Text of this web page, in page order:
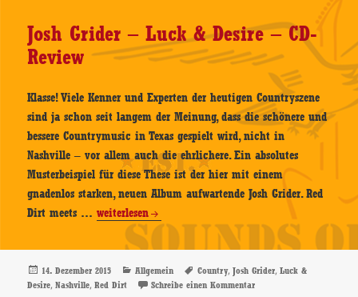
Review
Josh Grider – Luck & Desire – CD-
Review
Klasse! Viele Kenner und Experten der heutigen Countryszene
sind ja schon seit langem der Meinung, dass die schönere und
bessere Countrymusic in Texas gespielt wird, nicht in
Nashville – vor allem auch die ehrlichere. Ein absolutes
Musterbeispiel für diese These ist der hier mit einem
gnadenlos starken, neuen Album aufwartende Josh Grider. Red
Dirt meets …Josh
–
Luck
&
weiterlesen
Veröffentlicht
am
14. Dezember 2015 Kategorien
Allgemein Schlagwörter
Country,Josh Grider,Luck &
Desire,Nashville,Red Dirt Schreibe einen Kommentarzu Josh Grider – Luck &